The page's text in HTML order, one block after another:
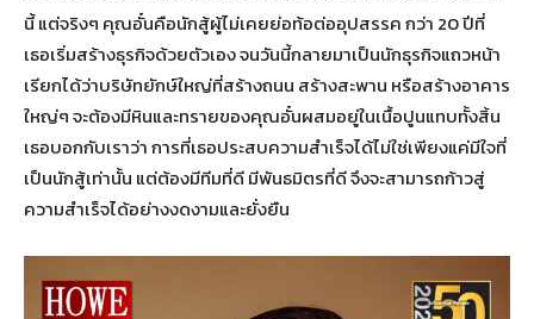
นี้ แต่จริงๆ คุณอั๋นคือนักสู้ผู้ไม่เคยย่อท้อต่ออุปสรรค กว่า 20 ปีที่
เธอเริ่มสร้างธุรกิจด้วยตัวเอง จนวันนี้กลายมาเป็นนักธุรกิจแถวหน้า
เรียกได้ว่าบริษัทยักษ์ใหญ่ที่สร้างถนน สร้างสะพาน หรือสร้างอาคาร
ใหญ่ๆ จะต้องมีหินและทรายของคุณอั๋นผสมอยู่ในเนื้อปูนแทบทั้งสิ้น
เธอบอกกับเราว่า การที่เธอประสบความสำเร็จได้ไม่ใช่เพียงแค่มีใจที่
เป็นนักสู้เท่านั้น แต่ต้องมีทีมที่ดี มีพันธมิตรที่ดี จึงจะสามารถก้าวสู่
ความสำเร็จได้อย่างงดงามและยั่งยืน